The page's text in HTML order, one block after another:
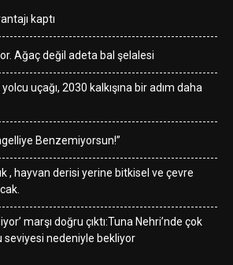
kaptı
Ağaç değil adeta bal şelalesi
uçağı, 2030 kalkışına bir adım daha
Benzemiyorsun!”
, hayvan derisi yerine bitkisel ve çevre
marşı doğru çıktı:Tuna Nehri’nde çok
seviyesi nedeniyle bekliyor